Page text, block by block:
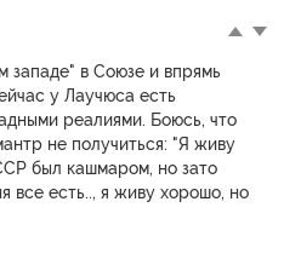
западе" в Союзе и впрямь
у Лаучюса есть
реалиями. Боюсь, что
не получиться: "Я живу
был кашмаром, но зато
все есть.., я живу хорошо, но